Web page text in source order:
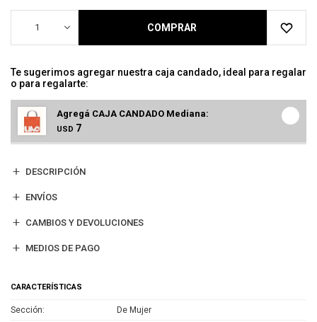
1 COMPRAR
Te sugerimos agregar nuestra caja candado, ideal para regalar
o para regalarte:
Agregá CAJA CANDADO Mediana:
USD 7
DESCRIPCIÓN
ENVÍOS
CAMBIOS Y DEVOLUCIONES
MEDIOS DE PAGO
CARACTERÍSTICAS
Sección De Mujer